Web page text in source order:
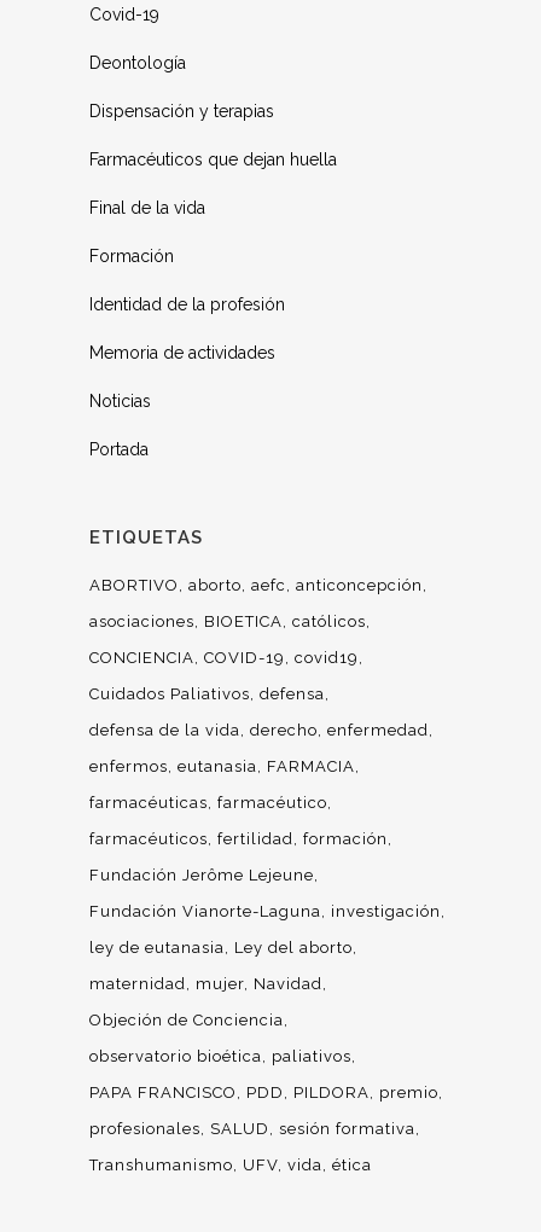
Covid-19
Deontología
Dispensación y terapias
Farmacéuticos que dejan huella
Final de la vida
Formación
Identidad de la profesión
Memoria de actividades
Noticias
Portada
ETIQUETAS
ABORTIVO aborto aefc
anticoncepción
asociaciones
BIOETICA católicos
CONCIENCIA COVID-19
covid19
Cuidados Paliativos defensa
defensa de la vida derecho enfermedad
enfermos eutanasia
FARMACIA
farmacéuticas farmacéutico
farmacéuticos fertilidad formación
Fundación Jerôme Lejeune
Fundación Vianorte-Laguna
investigación
ley de eutanasia
Ley del aborto
maternidad
mujer Navidad
Objeción de Conciencia
observatorio bioética
paliativos
PAPA FRANCISCO
PDD PILDORA
premio
profesionales
SALUD
sesión formativa
Transhumanismo
UFV vida ética